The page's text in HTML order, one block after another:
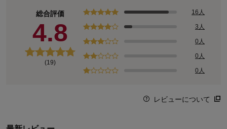
こちらもおすすめ！【在庫限り】内側には筒状のボトルホルダー付きト
ートバッグ
ピーナッツ/PEANUTSの人気ランキング
お気に入りがきっと見つかる♪キャラクターページ
総合評価
4.8
(19)
16人
3人
0人
0人
0人
レビューについて